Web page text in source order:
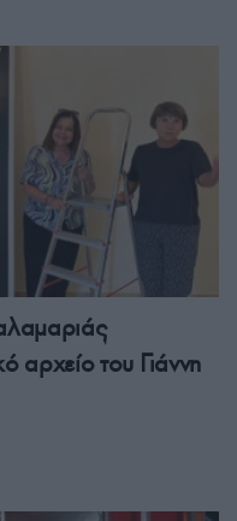
αρχείο του Γιάννη